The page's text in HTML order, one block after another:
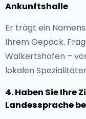
Ankunftshalle
Er trägt ein
Ihrem Gepäck.
Walkertshofen –
lokalen
4. Haben Sie Ihre
Landessprache